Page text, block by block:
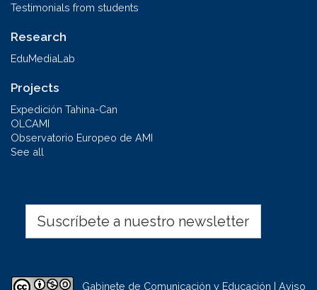
Testimonials from students
Research
EduMediaLab
Projects
Expedición Tahina-Can
OLCAMI
Observatorio Europeo de AMI
See all
Suscríbete a nuestro newsletter
Gabinete de Comunicación y Educación | Aviso